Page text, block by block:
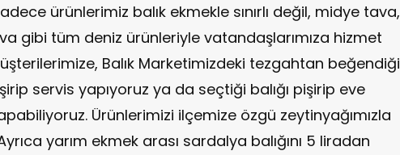
ürünlerimiz balık ekmekle sınırlı değil, midye tava,
gibi tüm deniz ürünleriyle vatandaşlarımıza hizmet
Balık Marketimizdeki tezgahtan beğendiği
servis yapıyoruz ya da seçtiği balığı pişirip eve
Ürünlerimizi ilçemize özgü zeytinyağımızla
yarım ekmek arası sardalya balığını 5 liradan